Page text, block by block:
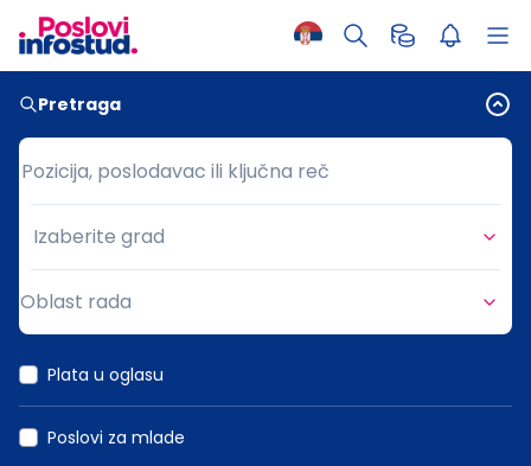
Pretraga
Pozicija, poslodavac ili ključna reč
Pozicija, poslodavac ili ključna reč
Grad
Izaberite grad
Oblast rada
Plata u oglasu
Poslovi za mlade